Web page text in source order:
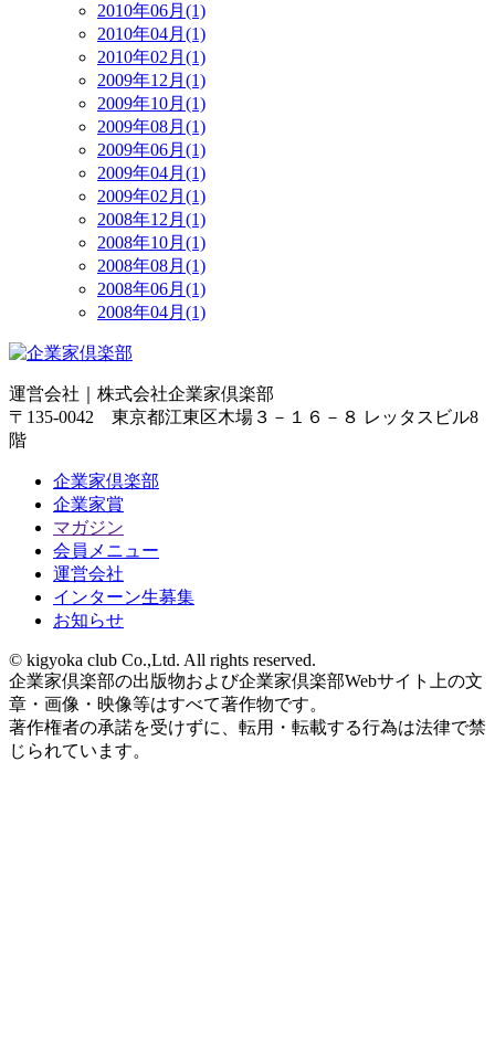
2010年06月(1)
2010年04月(1)
2010年02月(1)
2009年12月(1)
2009年10月(1)
2009年08月(1)
2009年06月(1)
2009年04月(1)
2009年02月(1)
2008年12月(1)
2008年10月(1)
2008年08月(1)
2008年06月(1)
2008年04月(1)
運営会社｜ 株式会社企業家倶楽部
〒135-0042 東京都江東区木場３－１６－８ レッタスビル8
階
企業家倶楽部
企業家賞
マガジン
会員メニュー
運営会社
インターン生募集
お知らせ
© kigyoka club Co.,Ltd. All rights reserved.
企業家倶楽部の出版物および企業家倶楽部Webサイト上の文
章・画像・映像等はすべて著作物です。
著作権者の承諾を受けずに、転用・転載する行為は法律で禁
じられています。